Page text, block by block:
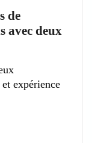
de
avec deux
expérience